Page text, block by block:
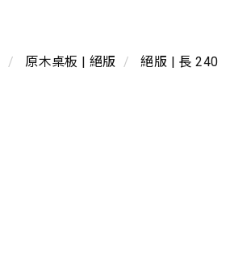
原木桌板 | 絕版 絕版 | 長 240